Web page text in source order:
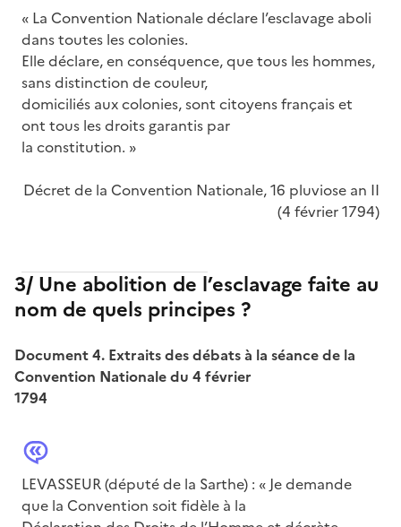
« La Convention Nationale déclare l’esclavage aboli
dans toutes les colonies.
Elle déclare, en conséquence, que tous les hommes,
sans distinction de couleur,
domiciliés aux colonies, sont citoyens français et
ont tous les droits garantis par
la constitution. »
Décret de la Convention Nationale, 16 pluviose an II
(4 février 1794)
3/ Une abolition de l’esclavage faite au
nom de quels principes ?
Document 4. Extraits des débats à la séance de la
Convention Nationale du 4 février
1794
LEVASSEUR (député de la Sarthe) : « Je demande
que la Convention soit fidèle à la